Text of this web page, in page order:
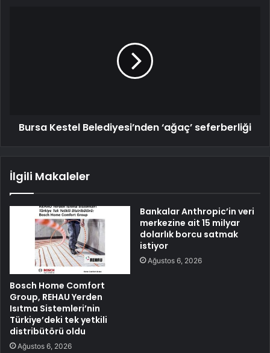
Bursa Kestel Belediyesi’nden ‘ağaç’ seferberliği
İlgili Makaleler
Bosch Home Comfort
Group, REHAU Yerden
Isıtma Sistemleri’nin
Türkiye’deki tek yetkili
distribütörü oldu
Ağustos 6, 2026
Bankalar Anthropic’in veri
merkezine ait 15 milyar
dolarlık borcu satmak
istiyor
Ağustos 6, 2026